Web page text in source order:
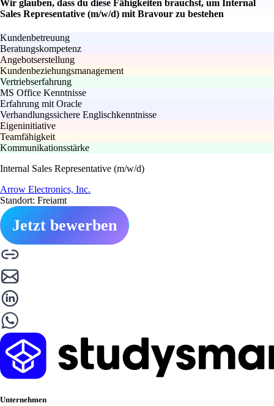
Wir glauben, dass du diese Fähigkeiten brauchst, um Internal
Sales Representative (m/w/d) mit Bravour zu bestehen
Kundenbetreuung
Beratungskompetenz
Angebotserstellung
Kundenbeziehungsmanagement
Vertriebserfahrung
MS Office Kenntnisse
Erfahrung mit Oracle
Verhandlungssichere Englischkenntnisse
Eigeninitiative
Teamfähigkeit
Kommunikationsstärke
Internal Sales Representative (m/w/d)
Arrow Electronics, Inc.
Standort: Freiamt
Jetzt bewerben
Unternehmen